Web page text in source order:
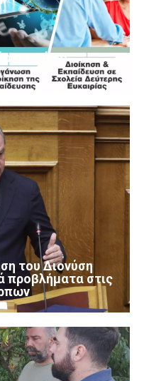
από το
του Διονύση
προβλήματα στις